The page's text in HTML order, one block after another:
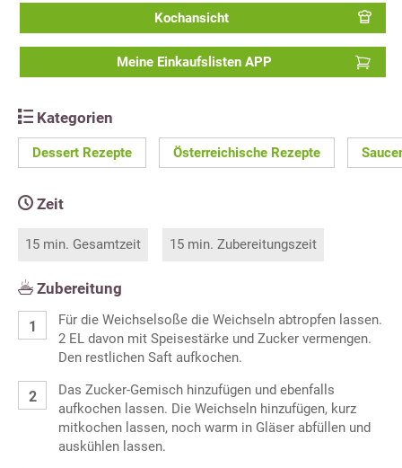
Kochansicht
Meine Einkaufslisten APP
Kategorien
Dessert Rezepte Österreichische Rezepte
Zeit
15 min. Gesamtzeit 15 min. Zubereitungszeit
Zubereitung
Für die Weichselsoße die Weichseln abtropfen lassen.
2 EL davon mit Speisestärke und Zucker vermengen.
Den restlichen Saft aufkochen.
Das Zucker-Gemisch hinzufügen und ebenfalls
aufkochen lassen. Die Weichseln hinzufügen, kurz
mitkochen lassen, noch warm in Gläser abfüllen und
auskühlen lassen.